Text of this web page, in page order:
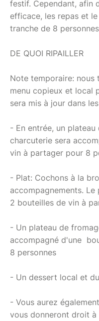
festif. Cependant, afin
efficace, les repas et
tranche de 8
DE QUOI RIPAILLER
Note temporaire: nous
menu copieux et local
sera mis à jour dans
- En entrée, un
charcuterie sera
vin à partager pour 8
- Plat: Cochons à la
accompagnements.
2 bouteilles de vin à
- Un plateau de
accompagné d'une
8 personnes
- Un dessert local et
- Vous aurez
vous donneront droit à